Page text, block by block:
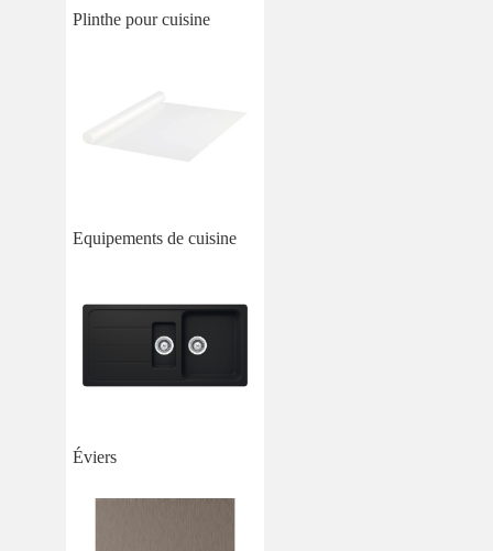
Plinthe pour cuisine
Equipements de cuisine
Éviers